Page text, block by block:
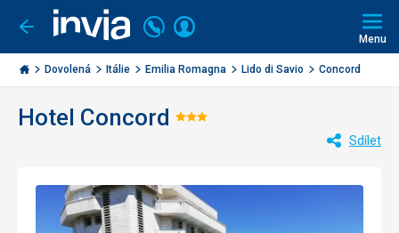
Jít
zpět
Invia.cz
Volejte
226
000
284
Přihlásit
Menu
Dovolená Itálie Emilia Romagna Lido di Savio Concord
Hotel Concord Hodnocení:
Sdílet